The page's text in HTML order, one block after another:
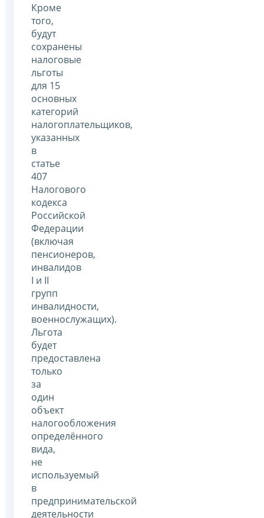
Кроме
того,
будут
сохранены
налоговые
льготы
для 15
основных
категорий
налогоплательщиков,
указанных
в
статье
407
Налогового
кодекса
Российской
Федерации
(включая
пенсионеров,
инвалидов
I и II
групп
инвалидности,
военнослужащих).
Льгота
будет
предоставлена
только
за
один
объект
налогообложения
определённого
вида,
не
используемый
в
предпринимательской
деятельности